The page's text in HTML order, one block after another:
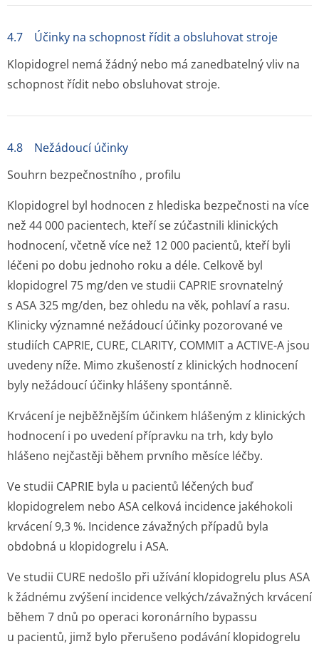
4.7 Účinky na schopnost řídit a obsluhovat stroje
Klopidogrel nemá žádný nebo má zanedbatelný vliv na
schopnost řídit nebo obsluhovat stroje.
4.8 Nežádoucí účinky
Souhrn bezpečnostního , profilu
Klopidogrel byl hodnocen z hlediska bezpečnosti na více
než 44 000 pacientech, kteří se zúčastnili klinických
hodnocení, včetně více než 12 000 pacientů, kteří byli
léčeni po dobu jednoho roku a déle. Celkově byl
klopidogrel 75 mg/den ve studii CAPRIE srovnatelný
s ASA 325 mg/den, bez ohledu na věk, pohlaví a rasu.
Klinicky významné nežádoucí účinky pozorované ve
studiích CAPRIE, CURE, CLARITY, COMMIT a ACTIVE-A jsou
uvedeny níže. Mimo zkušeností z klinických hodnocení
byly nežádoucí účinky hlášeny spontánně.
Krvácení je nejběžnějším účinkem hlášeným z klinických
hodnocení i po uvedení přípravku na trh, kdy bylo
hlášeno nejčastěji během prvního měsíce léčby.
Ve studii CAPRIE byla u pacientů léčených buď
klopidogrelem nebo ASA celková incidence jakéhokoli
krvácení 9,3 %. Incidence závažných případů byla
obdobná u klopidogrelu i ASA.
Ve studii CURE nedošlo při užívání klopidogrelu plus ASA
k žádnému zvýšení incidence velkých/závažných krvácení
během 7 dnů po operaci koronárního bypassu
u pacientů, jimž bylo přerušeno podávání klopidogrelu